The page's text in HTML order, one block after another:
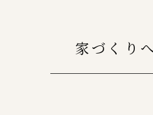
家づくり